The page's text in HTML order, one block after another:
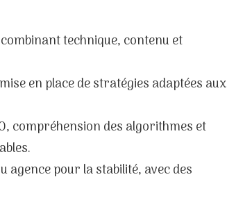
technique, contenu et
en place de stratégies adaptées aux
compréhension des algorithmes et
pour la stabilité, avec des